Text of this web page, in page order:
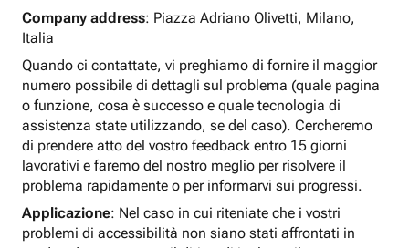
Company address: Piazza Adriano Olivetti, Milano,
Italia
Quando ci contattate, vi preghiamo di fornire il maggior
numero possibile di dettagli sul problema (quale pagina
o funzione, cosa è successo e quale tecnologia di
assistenza state utilizzando, se del caso). Cercheremo
di prendere atto del vostro feedback entro 15 giorni
lavorativi e faremo del nostro meglio per risolvere il
problema rapidamente o per informarvi sui progressi.
Applicazione: Nel caso in cui riteniate che i vostri
problemi di accessibilità non siano stati affrontati in